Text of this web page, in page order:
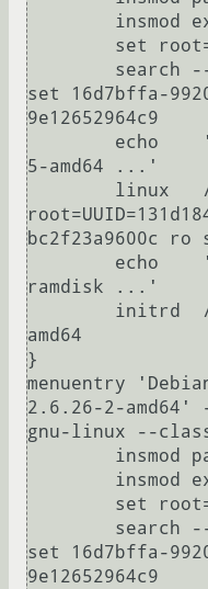
set 16d7bffa-
9e12652964c9
5-amd64 ...'
bc2f23a9600c ro
ramdisk ...'
amd64
}
menuentry
2.6.26-2-
gnu-linux --
set 16d7bffa-
9e12652964c9